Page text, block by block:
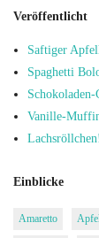
Veröffentlicht
Saftiger
Spaghetti
Vanille-
Lachsröllchen!
Einblicke
Amaretto